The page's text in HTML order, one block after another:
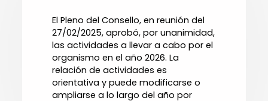
El Pleno del Consello, en reunión del
27/02/2025, aprobó, por unanimidad,
las actividades a llevar a cabo por el
organismo en el año 2026. La
relación de actividades es
orientativa y puede modificarse o
ampliarse a lo largo del año por